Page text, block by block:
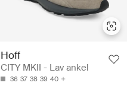
Hoff
CITY MKII - Lav ankel
36 37 38 39 40